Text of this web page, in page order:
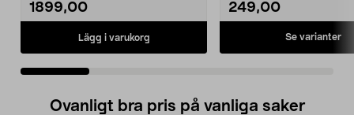
1899,00
Lägg i varukorg
249,00
Se varianter
Ovanligt bra pris på vanliga saker